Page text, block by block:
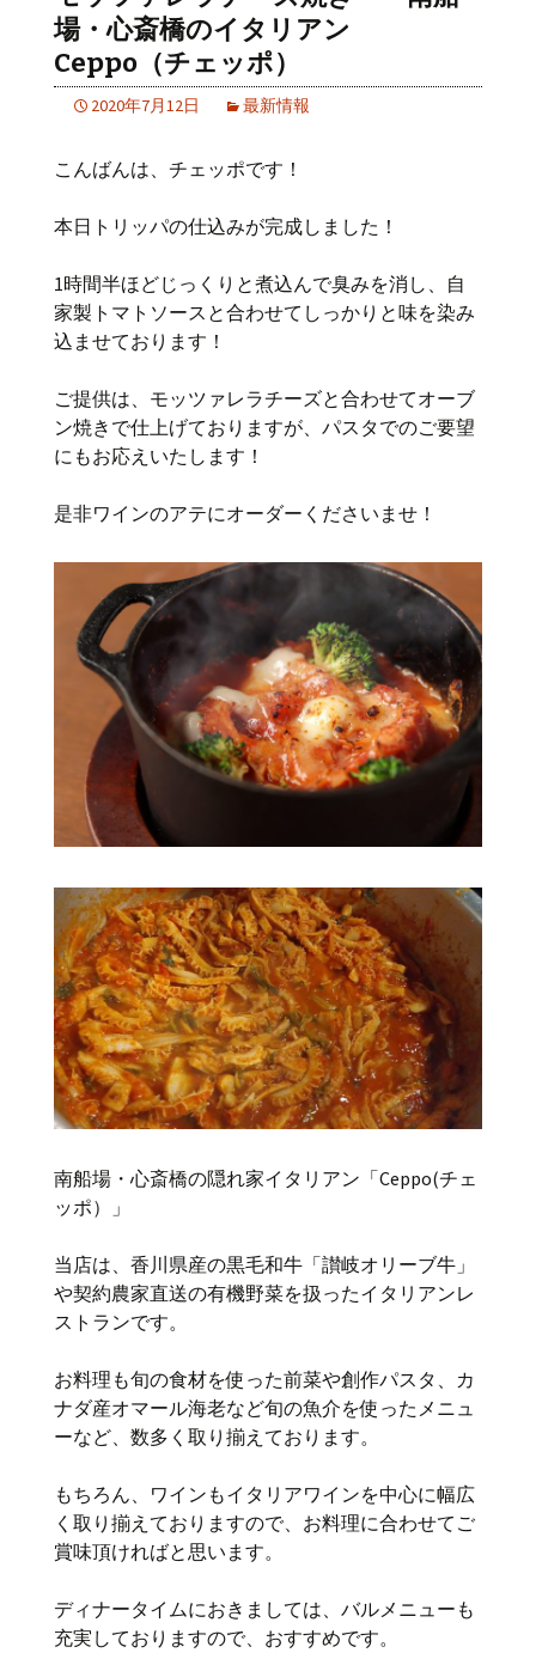
場・心斎橋のイタリアン
Ceppo（チェッポ）
2020年7月12日 最新情報
こんばんは、チェッポです！
本日トリッパの仕込みが完成しました！
1時間半ほどじっくりと煮込んで臭みを消し、自
家製トマトソースと合わせてしっかりと味を染み
込ませております！
ご提供は、モッツァレラチーズと合わせてオーブ
ン焼きで仕上げておりますが、パスタでのご要望
にもお応えいたします！
是非ワインのアテにオーダーくださいませ！
南船場・心斎橋の隠れ家イタリアン「Ceppo(チェ
ッポ）」
当店は、香川県産の黒毛和牛「讃岐オリーブ牛」
や契約農家直送の有機野菜を扱ったイタリアンレ
ストランです。
お料理も旬の食材を使った前菜や創作パスタ、カ
ナダ産オマール海老など旬の魚介を使ったメニュ
ーなど、数多く取り揃えております。
もちろん、ワインもイタリアワインを中心に幅広
く取り揃えておりますので、お料理に合わせてご
賞味頂ければと思います。
ディナータイムにおきましては、バルメニューも
充実しておりますので、おすすめです。